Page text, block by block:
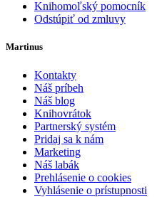
Knihomoľský pomocník
Odstúpiť od zmluvy
Martinus
Kontakty
Náš príbeh
Náš blog
Knihovrátok
Partnerský systém
Pridaj sa k nám
Marketing
Náš labák
Prehlásenie o cookies
Vyhlásenie o prístupnosti